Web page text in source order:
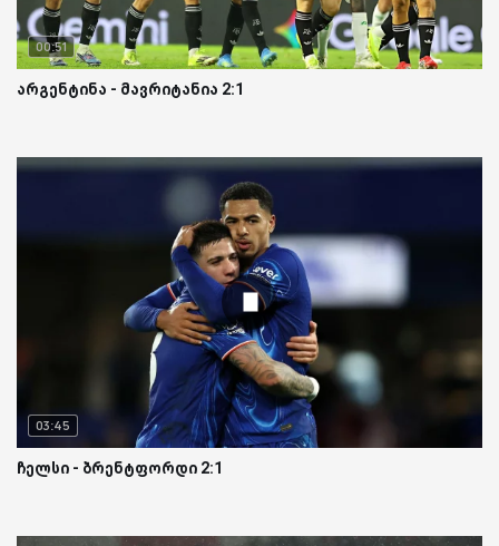
00:51
არგენტინა - მავრიტანია 2:1
03:45
ჩელსი - ბრენტფორდი 2:1